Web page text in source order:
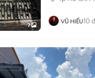
7 VŨ HIẾU10